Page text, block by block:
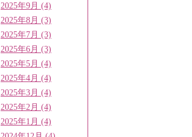
2025年9月 (4)
2025年8月 (3)
2025年7月 (3)
2025年6月 (3)
2025年5月 (4)
2025年4月 (4)
2025年3月 (4)
2025年2月 (4)
2025年1月 (4)